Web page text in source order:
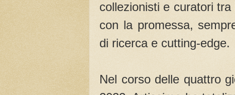
collezionisti e curatori
con la promessa,
di ricerca e cutting-edge.
Nel corso delle quattro